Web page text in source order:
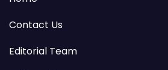
Contact Us
Editorial Team